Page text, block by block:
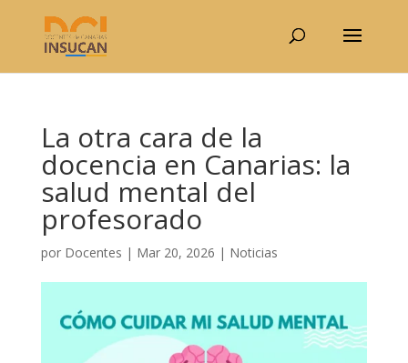
La otra cara de la
docencia en Canarias: la
salud mental del
profesorado
por Docentes | Mar 20, 2026 | Noticias